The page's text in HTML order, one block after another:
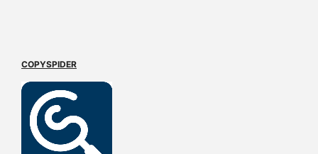
COPYSPIDER